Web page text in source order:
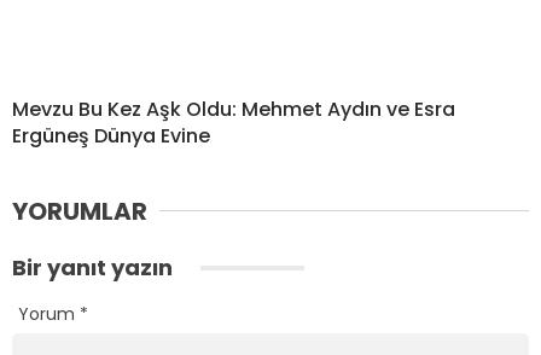
Mevzu Bu Kez Aşk Oldu: Mehmet Aydın ve Esra
Ergüneş Dünya Evine
YORUMLAR
Bir yanıt yazın
Yorum *